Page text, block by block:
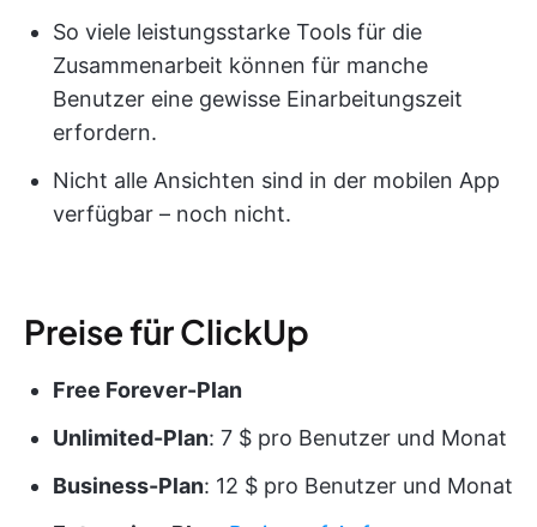
So viele leistungsstarke Tools für die
Zusammenarbeit können für manche
Benutzer eine gewisse Einarbeitungszeit
erfordern.
Nicht alle Ansichten sind in der mobilen App
verfügbar – noch nicht.
Preise für ClickUp
Free Forever-Plan
Unlimited-Plan: 7 $ pro Benutzer und Monat
Business-Plan: 12 $ pro Benutzer und Monat